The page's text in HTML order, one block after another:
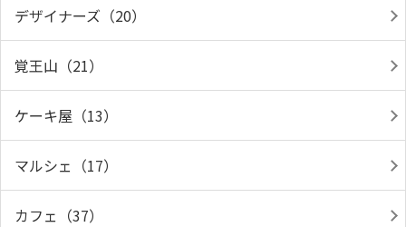
デザイナーズ（20）
覚王山（21）
ケーキ屋（13）
マルシェ（17）
カフェ（37）